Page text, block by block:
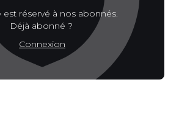
est réservé à nos abonnés.
Déjà abonné ?
Connexion